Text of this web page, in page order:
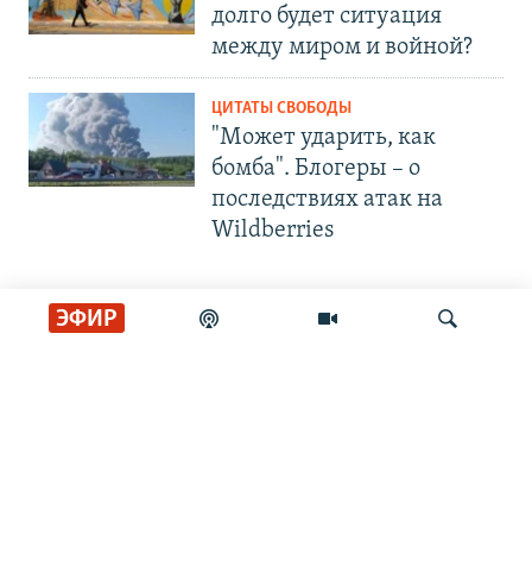
ЭФИР
долго будет ситуация
между миром и войной?
ЦИТАТЫ СВОБОДЫ
"Может ударить, как
бомба". Блогеры – о
последствиях атак на
Wildberries
СОЦИАЛЬНЫЕ СЕТИ